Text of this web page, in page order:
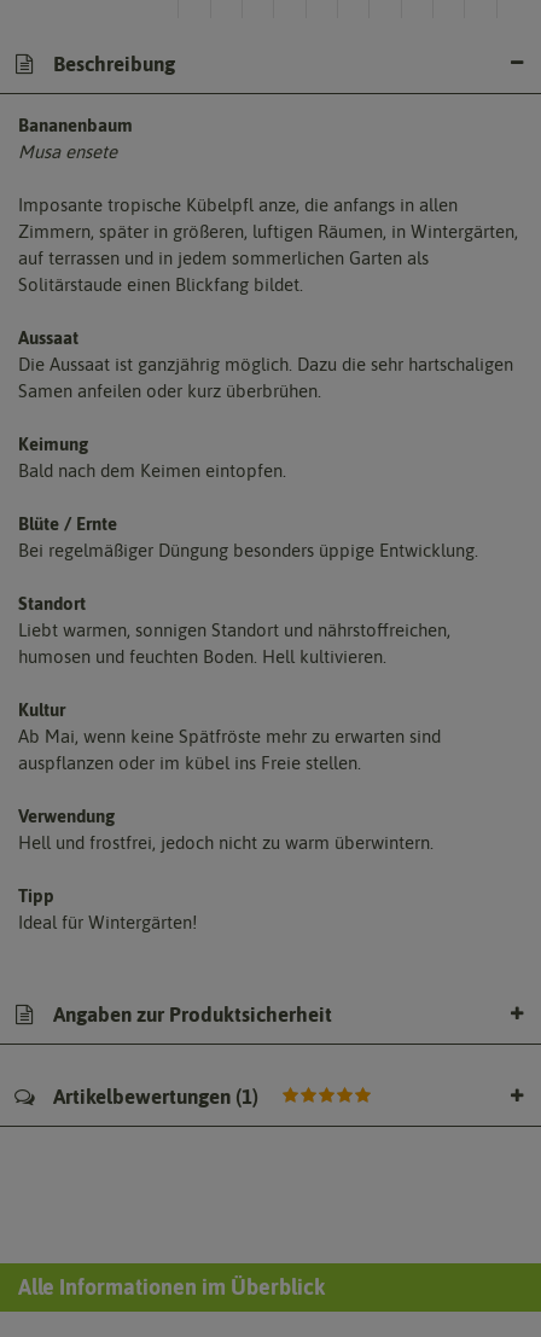
Beschreibung
Bananenbaum
Musa ensete
Imposante tropische Kübelpfl anze, die anfangs in allen
Zimmern, später in größeren, luftigen Räumen, in Wintergärten,
auf terrassen und in jedem sommerlichen Garten als
Solitärstaude einen Blickfang bildet.
Aussaat
Die Aussaat ist ganzjährig möglich. Dazu die sehr hartschaligen
Samen anfeilen oder kurz überbrühen.
Keimung
Bald nach dem Keimen eintopfen.
Blüte / Ernte
Bei regelmäßiger Düngung besonders üppige Entwicklung.
Standort
Liebt warmen, sonnigen Standort und nährstoffreichen,
humosen und feuchten Boden. Hell kultivieren.
Kultur
Ab Mai, wenn keine Spätfröste mehr zu erwarten sind
auspflanzen oder im kübel ins Freie stellen.
Verwendung
Hell und frostfrei, jedoch nicht zu warm überwintern.
Tipp
Ideal für Wintergärten!
Angaben zur Produktsicherheit
Artikelbewertungen (1)
Alle Informationen im Überblick